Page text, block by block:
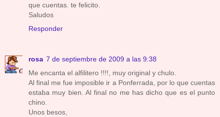
que cuentas. te felicito.
Saludos
Responder
rosa 7 de septiembre de 2009 a las 9:38
Me encanta el alfilitero !!!!, muy original y chulo.
Al final me fue imposible ir a Ponferrada, por lo que cuentas
estaba muy bien. Al final no me has dicho que es el punto
chino.
Unos besos,